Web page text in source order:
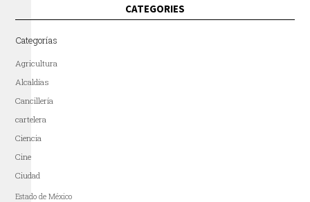
CATEGORIES
Categorías
Agricultura
Alcaldías
Cancillería
cartelera
Ciencia
Cine
Ciudad
Estado de México